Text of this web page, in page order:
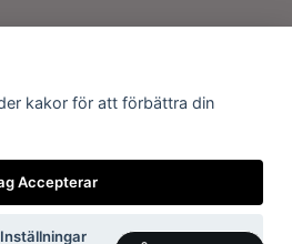
kakor för att förbättra din
Accepterar
Inställningar